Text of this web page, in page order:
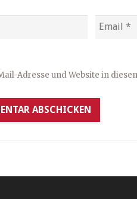
Adresse und Website in